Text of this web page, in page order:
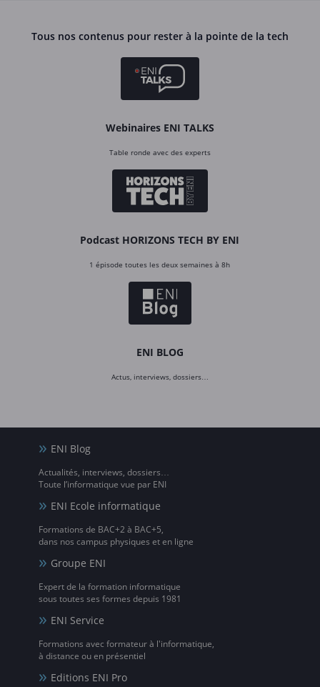
Tous nos contenus pour rester à la pointe de la tech
Webinaires ENI TALKS
Table ronde avec des experts
Podcast HORIZONS TECH BY ENI
1 épisode toutes les deux semaines à 8h
ENI BLOG
Actus, interviews, dossiers…
ENI Blog
Actualités, interviews, dossiers…
Toute l’informatique vue par ENI
ENI Ecole informatique
Formations de BAC+2 à BAC+5,
dans nos campus physiques et en ligne
Groupe ENI
Expert de la formation informatique
sous toutes ses formes depuis 1981
ENI Service
Formations avec formateur à l'informatique,
à distance ou en présentiel
Editions ENI Pro